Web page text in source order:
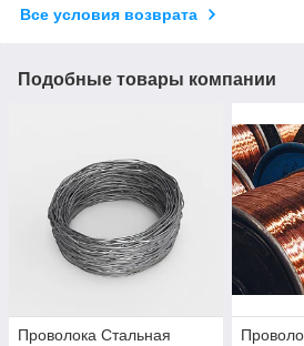
Все условия возврата
Подобные товары компании
Проволока Стальная